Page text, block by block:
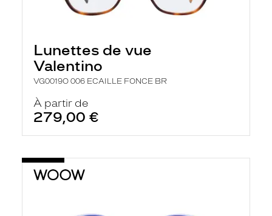
Lunettes de vue
Valentino
VG0019O 006 ECAILLE FONCE BR
À partir de
279,00 €